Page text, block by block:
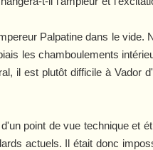
Palpatine dans le vide.
les chamboulements
il est plutôt difficile à Vador
point de vue technique et
actuels. Il était donc